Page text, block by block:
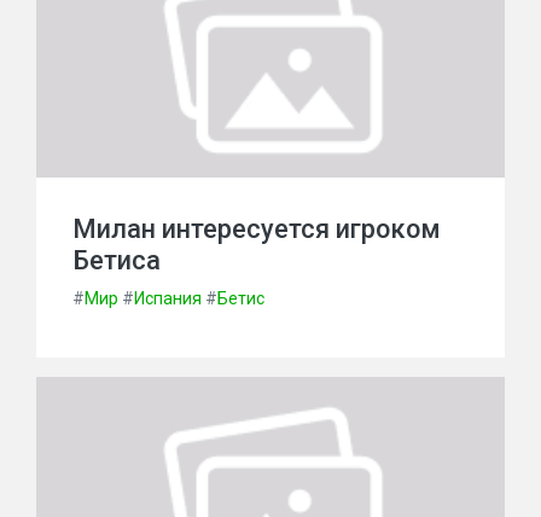
Милан интересуется игроком
Бетиса
#Мир #Испания #Бетис